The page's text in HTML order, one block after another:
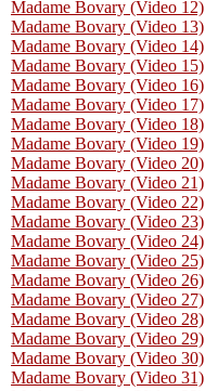
Madame Bovary (Video 12)
Madame Bovary (Video 13)
Madame Bovary (Video 14)
Madame Bovary (Video 15)
Madame Bovary (Video 16)
Madame Bovary (Video 17)
Madame Bovary (Video 18)
Madame Bovary (Video 19)
Madame Bovary (Video 20)
Madame Bovary (Video 21)
Madame Bovary (Video 22)
Madame Bovary (Video 23)
Madame Bovary (Video 24)
Madame Bovary (Video 25)
Madame Bovary (Video 26)
Madame Bovary (Video 27)
Madame Bovary (Video 28)
Madame Bovary (Video 29)
Madame Bovary (Video 30)
Madame Bovary (Video 31)